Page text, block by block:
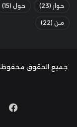
حوار (23) حول (15)
من (22)
جميع الحقوق محفوظة